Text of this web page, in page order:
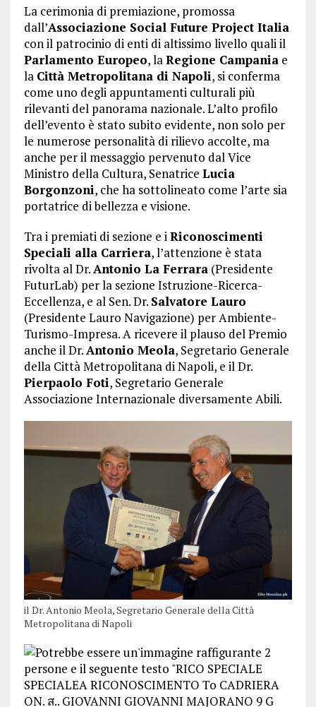
La cerimonia di premiazione, promossa
dall’Associazione Social Future Project Italia
con il patrocinio di enti di altissimo livello quali il
Parlamento Europeo, laRegione Campaniae
la Città Metropolitana di Napoli, si conferma
come uno degli appuntamenti culturali più
rilevanti del panorama nazionale. L’alto profilo
dell’evento è stato subito evidente, non solo per
le numerose personalità di rilievo accolte, ma
anche per il messaggio pervenuto dal Vice
Ministro della Cultura, Senatrice Lucia
Borgonzoni, che ha sottolineato come l’arte sia
portatrice di bellezza e visione.
Tra i premiati di sezione e iRiconoscimenti
Speciali alla Carriera, l’attenzione è stata
rivolta al Dr.Antonio La Ferrara(Presidente
FuturLab) per la sezione Istruzione-Ricerca-
Eccellenza, e al Sen. Dr. Salvatore Lauro
(Presidente Lauro Navigazione) per Ambiente-
Turismo-Impresa. A ricevere il plauso del Premio
anche il Dr.Antonio Meola, Segretario Generale
della Città Metropolitana di Napoli, e il Dr.
Pierpaolo Foti, Segretario Generale
Associazione Internazionale diversamente Abili.
il Dr. Antonio Meola, Segretario Generale della Città
Metropolitana di Napoli